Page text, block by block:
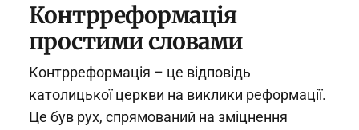
Контрреформація
простими словами
Контрреформація – це відповідь
католицької церкви на виклики реформації.
Це був рух, спрямований на зміцнення